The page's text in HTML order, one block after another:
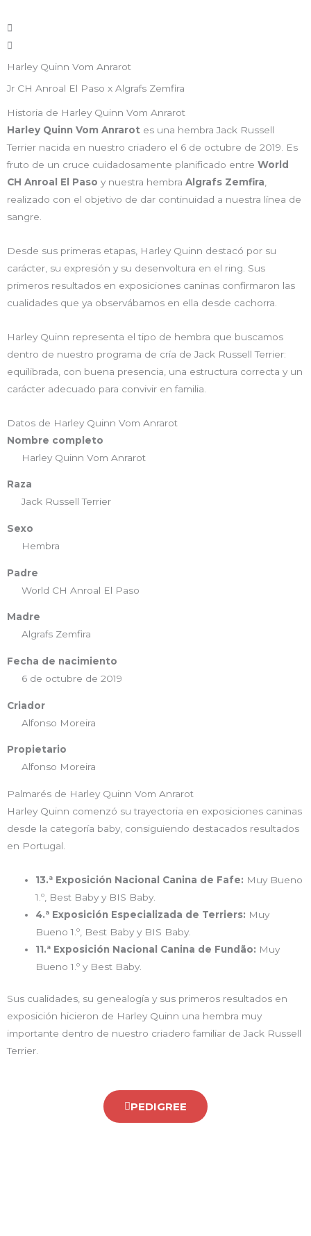
Harley Quinn Vom Anrarot
Jr CH Anroal El Paso x Algrafs Zemfira
Historia de Harley Quinn Vom Anrarot
Harley Quinn Vom Anrarot es una hembra Jack Russell
Terrier nacida en nuestro criadero el 6 de octubre de 2019. Es
fruto de un cruce cuidadosamente planificado entre World
CH Anroal El Paso y nuestra hembra Algrafs Zemfira
realizado con el objetivo de dar continuidad a nuestra línea de
sangre.
Desde sus primeras etapas, Harley Quinn destacó por su
carácter, su expresión y su desenvoltura en el ring. Sus
primeros resultados en exposiciones caninas confirmaron las
cualidades que ya observábamos en ella desde cachorra.
Harley Quinn representa el tipo de hembra que buscamos
dentro de nuestro programa de cría de Jack Russell Terrier:
equilibrada, con buena presencia, una estructura correcta y un
carácter adecuado para convivir en familia.
Datos de Harley Quinn Vom Anrarot
Nombre completo
Harley Quinn Vom Anrarot
Raza
Jack Russell Terrier
Sexo
Hembra
Padre
World CH Anroal El Paso
Madre
Algrafs Zemfira
Fecha de nacimiento
6 de octubre de 2019
Criador
Alfonso Moreira
Propietario
Alfonso Moreira
Palmarés de Harley Quinn Vom Anrarot
Harley Quinn comenzó su trayectoria en exposiciones caninas
desde la categoría baby, consiguiendo destacados resultados
en Portugal.
13.ª Exposición Nacional Canina de Fafe: Muy Bueno
1.º, Best Baby y BIS Baby.
4.ª Exposición Especializada de Terriers: Muy
Bueno 1.º, Best Baby y BIS Baby.
11.ª Exposición Nacional Canina de Fundão: Muy
Bueno 1.º y Best Baby.
Sus cualidades, su genealogía y sus primeros resultados en
exposición hicieron de Harley Quinn una hembra muy
importante dentro de nuestro criadero familiar de Jack Russell
Terrier.
PEDIGREE